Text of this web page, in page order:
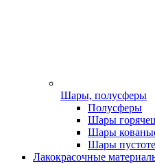
Шары, полусферы
Полусферы
Шары
Шары
Шары
Лакокрасочные